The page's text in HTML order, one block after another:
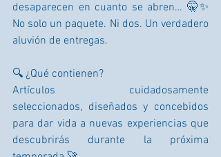
desaparecen en cuanto se abren… 🤫✨
No solo un paquete. Ni dos. Un verdadero
aluvión de entregas.
🔍 ¿Qué contienen?
Artículos cuidadosamente
seleccionados, diseñados y concebidos
para dar vida a nuevas experiencias que
descubrirás durante la próxima